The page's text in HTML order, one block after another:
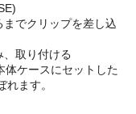
でクリップを差し込
取り付ける
体ケースにセットした
ます。